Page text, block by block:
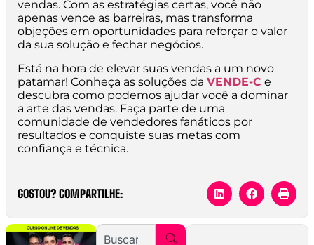
vendas. Com as estratégias certas, você não
apenas vence as barreiras, mas transforma
objeções em oportunidades para reforçar o valor
da sua solução e fechar negócios.
Está na hora de elevar suas vendas a um novo
patamar! Conheça as soluções da VENDE-C e
descubra como podemos ajudar você a dominar
a arte das vendas. Faça parte de uma
comunidade de vendedores fanáticos por
resultados e conquiste suas metas com
confiança e técnica.
GOSTOU? COMPARTILHE: